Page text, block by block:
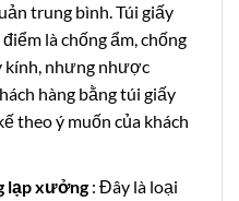
trung bình. Túi giấy
là chống ẩm, chống
kính, nhưng nhược
hàng bằng túi giấy
theo ý muốn của khách
lạp xưởng: Đây là loại